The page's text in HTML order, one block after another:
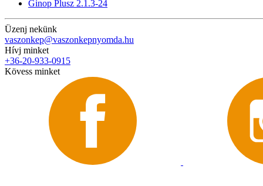
Ginop Plusz 2.1.3-24
Üzenj nekünk
vaszonkep@vaszonkepnyomda.hu
Hívj minket
+36-20-933-0915
Kövess minket